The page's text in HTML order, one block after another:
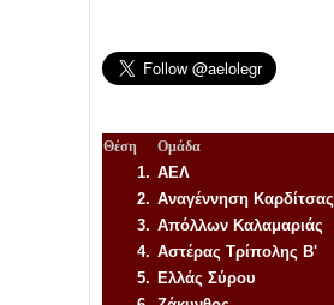
Θέση Ομάδα
1. ΑΕΛ
2. Αναγέννηση Καρδίτσας
3. Απόλλων Καλαμαριάς
4. Αστέρας Τρίπολης Β'
5. Ελλάς Σύρου